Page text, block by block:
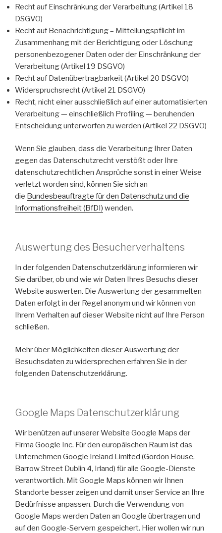
Recht auf Einschränkung der Verarbeitung (Artikel 18
DSGVO)
Recht auf Benachrichtigung – Mitteilungspflicht im
Zusammenhang mit der Berichtigung oder Löschung
personenbezogener Daten oder der Einschränkung der
Verarbeitung (Artikel 19 DSGVO)
Recht auf Datenübertragbarkeit (Artikel 20 DSGVO)
Widerspruchsrecht (Artikel 21 DSGVO)
Recht, nicht einer ausschließlich auf einer automatisierten
Verarbeitung — einschließlich Profiling — beruhenden
Entscheidung unterworfen zu werden (Artikel 22 DSGVO)
Wenn Sie glauben, dass die Verarbeitung Ihrer Daten
gegen das Datenschutzrecht verstößt oder Ihre
datenschutzrechtlichen Ansprüche sonst in einer Weise
verletzt worden sind, können Sie sich an
die Bundesbeauftragte für den Datenschutz und die
Informationsfreiheit (BfDI) wenden.
Auswertung des Besucherverhaltens
In der folgenden Datenschutzerklärung informieren wir
Sie darüber, ob und wie wir Daten Ihres Besuchs dieser
Website auswerten. Die Auswertung der gesammelten
Daten erfolgt in der Regel anonym und wir können von
Ihrem Verhalten auf dieser Website nicht auf Ihre Person
schließen.
Mehr über Möglichkeiten dieser Auswertung der
Besuchsdaten zu widersprechen erfahren Sie in der
folgenden Datenschutzerklärung.
Google Maps Datenschutzerklärung
Wir benützen auf unserer Website Google Maps der
Firma Google Inc. Für den europäischen Raum ist das
Unternehmen Google Ireland Limited (Gordon House,
Barrow Street Dublin 4, Irland) für alle Google-Dienste
verantwortlich. Mit Google Maps können wir Ihnen
Standorte besser zeigen und damit unser Service an Ihre
Bedürfnisse anpassen. Durch die Verwendung von
Google Maps werden Daten an Google übertragen und
auf den Google-Servern gespeichert. Hier wollen wir nun